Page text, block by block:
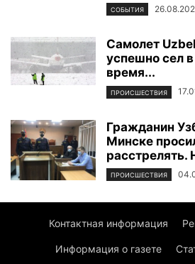
СОБЫТИЯ
Самолет
успешно сел
время...
ПРОИСШЕСТВИЯ
Гражданин
Минске
расстрелять.
ПРОИСШЕСТВИЯ
Контактная информация
Информация о газете